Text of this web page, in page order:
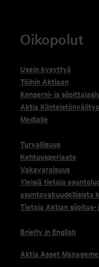
Oikopolut
Usein kysyttyä
Töihin Aktiaan
Konserni- ja
Aktia Kiinteistönvälitys
Medialle
Turvallisuus
Kohtuusperiaate
Vakavaraisuus
Yleisiä tietoja
asuntovakuudellisista
Tietoja Aktian sijoitus-
Briefly in English
Aktia Asset